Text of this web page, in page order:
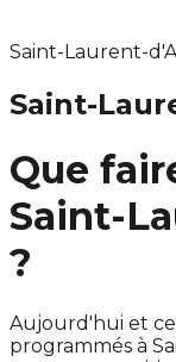
Saint-Laurent-
Saint-
Que
Saint-
?
Aujourd'hui et ce
programmés à